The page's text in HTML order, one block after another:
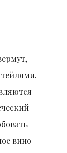
вино